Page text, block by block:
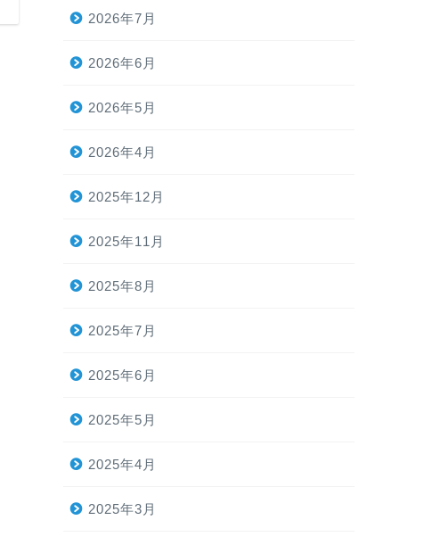
2026年7月
2026年6月
2026年5月
2026年4月
2025年12月
2025年11月
2025年8月
2025年7月
2025年6月
2025年5月
2025年4月
2025年3月